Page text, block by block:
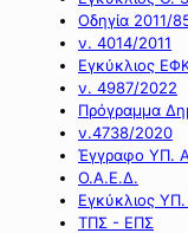
Οδηγία 2011/
ν. 4014/2011
Εγκύκλιος
ν. 4987/2022
Πρόγραμμα
ν.4738/2020
Έγγραφο ΥΠ.
Ο.Α.Ε.Δ.
Εγκύκλιος
ΤΠΣ - ΕΠΣ